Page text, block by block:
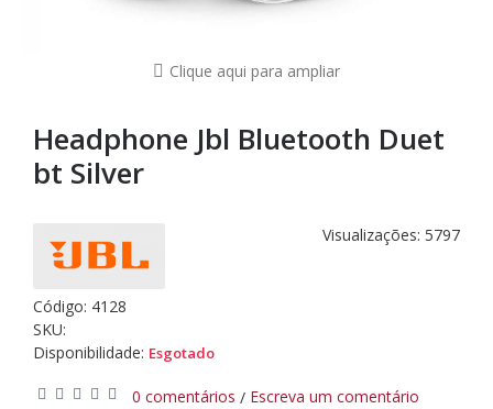
Clique aqui para ampliar
Headphone Jbl Bluetooth Duet
bt Silver
Visualizações: 5797
Código: 4128
SKU:
Disponibilidade: Esgotado
0 comentários / Escreva um comentário